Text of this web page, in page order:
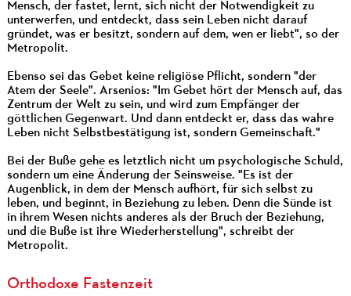
Mensch, der fastet, lernt, sich nicht der Notwendigkeit zu
unterwerfen, und entdeckt, dass sein Leben nicht darauf
gründet, was er besitzt, sondern auf dem, wen er liebt", so der
Metropolit.
Ebenso sei das Gebet keine religiöse Pflicht, sondern "der
Atem der Seele". Arsenios: "Im Gebet hört der Mensch auf, das
Zentrum der Welt zu sein, und wird zum Empfänger der
göttlichen Gegenwart. Und dann entdeckt er, dass das wahre
Leben nicht Selbstbestätigung ist, sondern Gemeinschaft."
Bei der Buße gehe es letztlich nicht um psychologische Schuld,
sondern um eine Änderung der Seinsweise. "Es ist der
Augenblick, in dem der Mensch aufhört, für sich selbst zu
leben, und beginnt, in Beziehung zu leben. Denn die Sünde ist
in ihrem Wesen nichts anderes als der Bruch der Beziehung,
und die Buße ist ihre Wiederherstellung", schreibt der
Metropolit.
Orthodoxe Fastenzeit